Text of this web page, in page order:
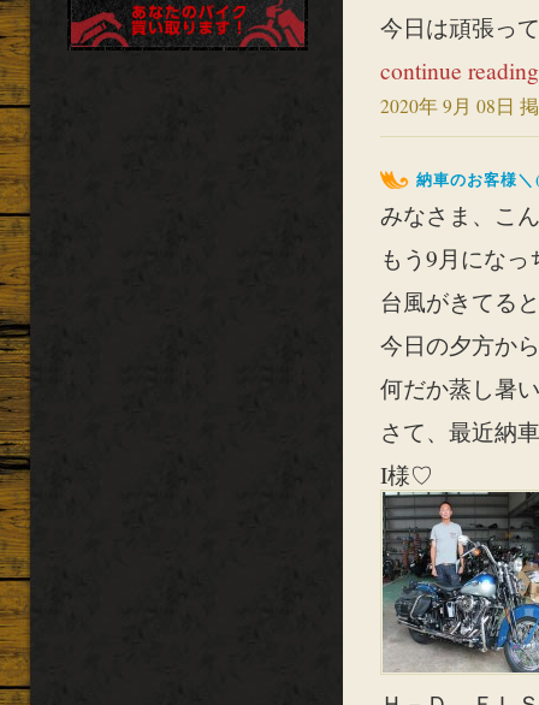
今日は頑張っ
continue
2020年 9月 08日
納車のお客様
みなさま、こ
もう9月にな
台風がきてる
今日の夕方か
何だか蒸し暑
さて、最近納
I様♡